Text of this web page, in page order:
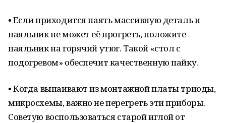
• Если приходится паять массивную деталь и
паяльник не может её прогреть, положите
паяльник на горячий утюг. Такой «стол с
подогревом» обеспечит качественную пайку.
• Когда выпаивают из монтажной платы триоды,
микросхемы, важно не перегреть эти приборы.
Советую воспользоваться старой иглой от